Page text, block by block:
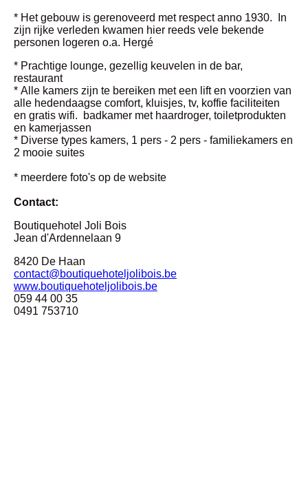
* Het gebouw is gerenoveerd met respect anno 1930. In
zijn rijke verleden kwamen hier reeds vele bekende
personen logeren o.a. Hergé
* Prachtige lounge, gezellig keuvelen in de bar,
restaurant
* Alle kamers zijn te bereiken met een lift en voorzien van
alle hedendaagse comfort, kluisjes, tv, koffie faciliteiten
en gratis wifi. badkamer met haardroger, toiletprodukten
en kamerjassen
* Diverse types kamers, 1 pers - 2 pers - familiekamers en
2 mooie suites
* meerdere foto's op de website
Contact:
Boutiquehotel Joli Bois
Jean d'Ardennelaan 9
8420 De Haan
contact@boutiquehoteljolibois.be
www.boutiquehoteljolibois.be
059 44 00 35
0491 753710